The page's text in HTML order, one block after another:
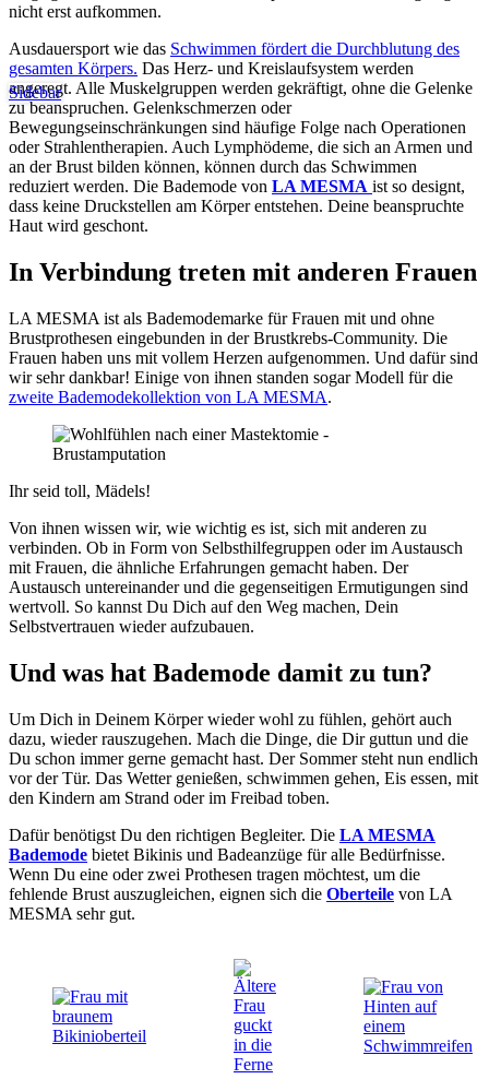
nicht erst aufkommen.
Ausdauersport wie das Schwimmen fördert die Durchblutung des
gesamten Körpers. Das Herz- und Kreislaufsystem werden
angeregt. Alle Muskelgruppen werden gekräftigt, ohne die Gelenke
zu beanspruchen. Gelenkschmerzen oder
Bewegungseinschränkungen sind häufige Folge nach Operationen
oder Strahlentherapien. Auch Lymphödeme, die sich an Armen und
an der Brust bilden können, können durch das Schwimmen
reduziert werden. Die Bademode von LA MESMA ist so designt,
dass keine Druckstellen am Körper entstehen. Deine beanspruchte
Haut wird geschont.
In Verbindung treten mit anderen Frauen
LA MESMA ist als Bademodemarke für Frauen mit und ohne
Brustprothesen eingebunden in der Brustkrebs-Community. Die
Frauen haben uns mit vollem Herzen aufgenommen. Und dafür sind
wir sehr dankbar! Einige von ihnen standen sogar Modell für die
zweite Bademodekollektion von LA MESMA.
Ihr seid toll, Mädels!
Von ihnen wissen wir, wie wichtig es ist, sich mit anderen zu
verbinden. Ob in Form von Selbsthilfegruppen oder im Austausch
mit Frauen, die ähnliche Erfahrungen gemacht haben. Der
Austausch untereinander und die gegenseitigen Ermutigungen sind
wertvoll. So kannst Du Dich auf den Weg machen, Dein
Selbstvertrauen wieder aufzubauen.
Und was hat Bademode damit zu tun?
Um Dich in Deinem Körper wieder wohl zu fühlen, gehört auch
dazu, wieder rauszugehen. Mach die Dinge, die Dir guttun und die
Du schon immer gerne gemacht hast. Der Sommer steht nun endlich
vor der Tür. Das Wetter genießen, schwimmen gehen, Eis essen, mit
den Kindern am Strand oder im Freibad toben.
Dafür benötigst Du den richtigen Begleiter. Die LA MESMA
Bademode bietet Bikinis und Badeanzüge für alle Bedürfnisse.
Wenn Du eine oder zwei Prothesen tragen möchtest, um die
fehlende Brust auszugleichen, eignen sich die Oberteile von LA
MESMA sehr gut.
Sidebar